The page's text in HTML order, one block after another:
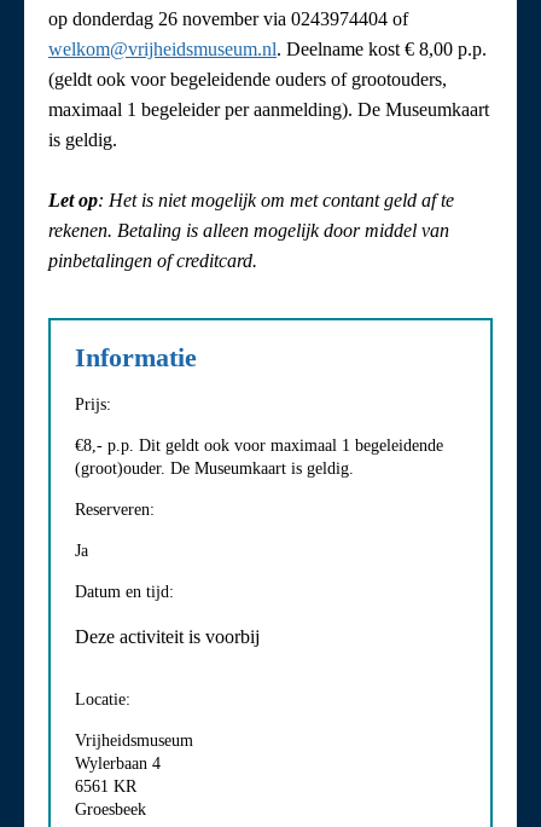
op donderdag 26 november via 0243974404 of
welkom@vrijheidsmuseum.nl. Deelname kost € 8,00 p.p.
(geldt ook voor begeleidende ouders of grootouders,
maximaal 1 begeleider per aanmelding). De Museumkaart
is geldig.
Let op: Het is niet mogelijk om met contant geld af te
rekenen. Betaling is alleen mogelijk door middel van
pinbetalingen of creditcard.
Informatie
Prijs:
€8,- p.p. Dit geldt ook voor maximaal 1 begeleidende
(groot)ouder. De Museumkaart is geldig.
Reserveren:
Ja
Datum en tijd:
Deze activiteit is voorbij
Locatie:
Vrijheidsmuseum
Wylerbaan 4
6561 KR
Groesbeek